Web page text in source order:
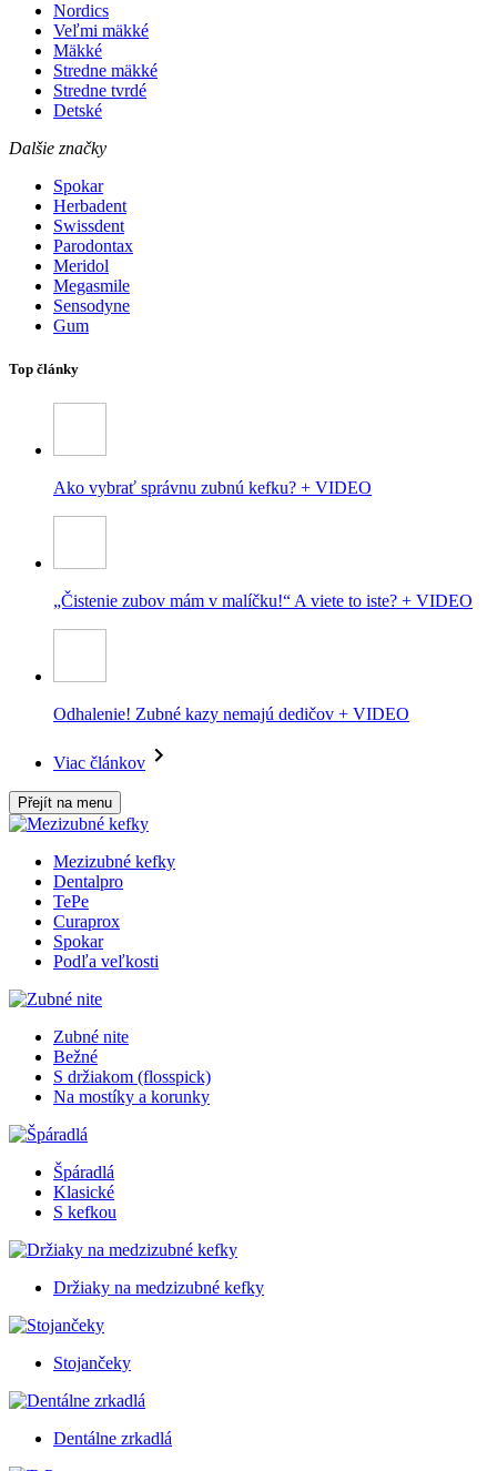
Nordics
Veľmi mäkké
Mäkké
Stredne mäkké
Stredne tvrdé
Detské
Dalšie značky
Spokar
Herbadent
Swissdent
Parodontax
Meridol
Megasmile
Sensodyne
Gum
Top články
Ako vybrať správnu zubnú kefku? + VIDEO
„Čistenie zubov mám v malíčku!“ A viete to iste? + VIDEO
Odhalenie! Zubné kazy nemajú dedičov + VIDEO
Viac článkov
Přejít na menu
Mezizubné kefky
Dentalpro
TePe
Curaprox
Spokar
Podľa veľkosti
Zubné nite
Bežné
S držiakom (flosspick)
Na mostíky a korunky
Špáradlá
Klasické
S kefkou
Držiaky na medzizubné kefky
Stojančeky
Dentálne zrkadlá